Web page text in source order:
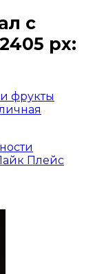
с
px:
фрукты
Плейс